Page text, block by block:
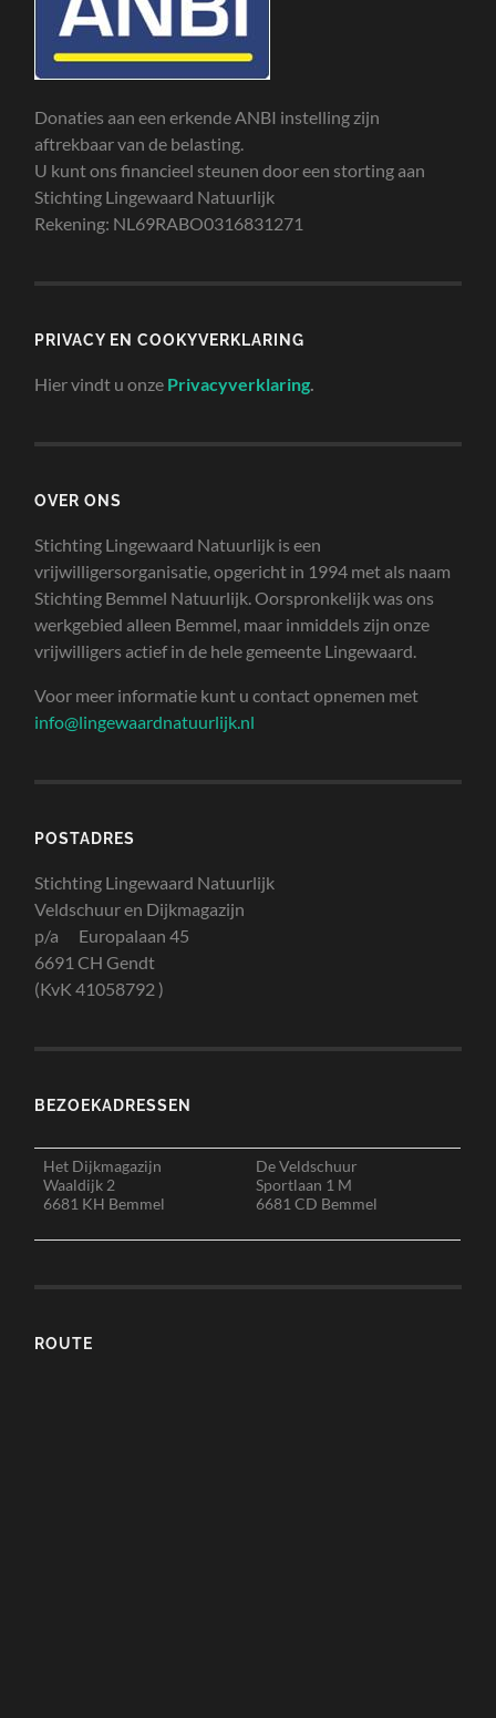
Donaties aan een erkende ANBI instelling zijn
aftrekbaar van de belasting.
U kunt ons financieel steunen door een storting aan
Stichting Lingewaard Natuurlijk
Rekening: NL69RABO0316831271
PRIVACY EN COOKYVERKLARING
Hier vindt u onze Privacyverklaring
OVER ONS
Stichting Lingewaard Natuurlijk is een
vrijwilligersorganisatie, opgericht in 1994 met als naam
Stichting Bemmel Natuurlijk. Oorspronkelijk was ons
werkgebied alleen Bemmel, maar inmiddels zijn onze
vrijwilligers actief in de hele gemeente Lingewaard.
Voor meer informatie kunt u contact opnemen met
info@lingewaardnatuurlijk.nl
POSTADRES
Stichting Lingewaard Natuurlijk
Veldschuur en Dijkmagazijn
p/a Europalaan 45
6691 CH Gendt
(KvK 41058792 )
BEZOEKADRESSEN
Het Dijkmagazijn
Waaldijk 2
6681 KH Bemmel
De Veldschuur
Sportlaan 1 M
6681 CD Bemmel
ROUTE